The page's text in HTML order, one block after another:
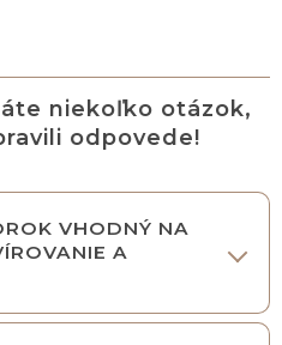
niekoľko otázok,
odpovede!
VHODNÝ NA
A